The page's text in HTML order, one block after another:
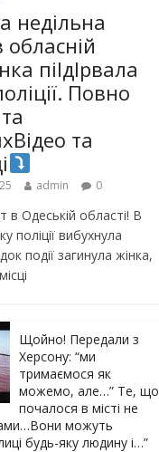
недільна
обласній
піlдlрвала
Повно
та
admin 0
в Одеській області! В
поліції вибухнула
події загинула жінка,
Щойно! Передали з
Херсону: “ми
тримаємося як
можемо, але…” Те, що
почалося в місті не
можуть
будь-яку людину і…”